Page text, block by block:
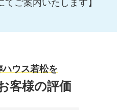
ウス若松を
客様の評価